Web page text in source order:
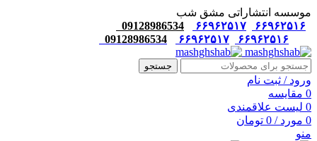
موسسه انتشاراتی مشق شب
۶۶۹۶۲۵۱۶
۶۶۹۶۲۵۱۷
09128986534
۶۶۹۶۲۵۱۶
۶۶۹۶۲۵۱۷ 09128986534
جستجو
ورود / ثبت نام
0 مقایسه
0 لیست علاقمندی
0 مورد /
0 تومان
منو